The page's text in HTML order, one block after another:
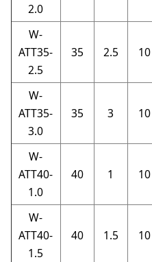
2.0
W-
ATT35-
2.5
35 2.5 10
W-
ATT35-
3.0
35 3 10
W-
ATT40-
1.0
40 1 10
W-
ATT40-
1.5
40 1.5 10